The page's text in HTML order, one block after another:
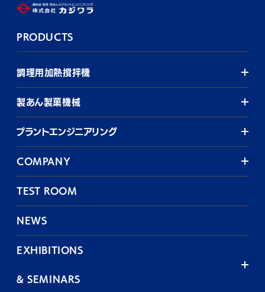
PRODUCTS
調理用加熱撹拌機
製あん製菓機械
プラントエンジニアリング
COMPANY
TEST ROOM
NEWS
EXHIBITIONS
& SEMINARS